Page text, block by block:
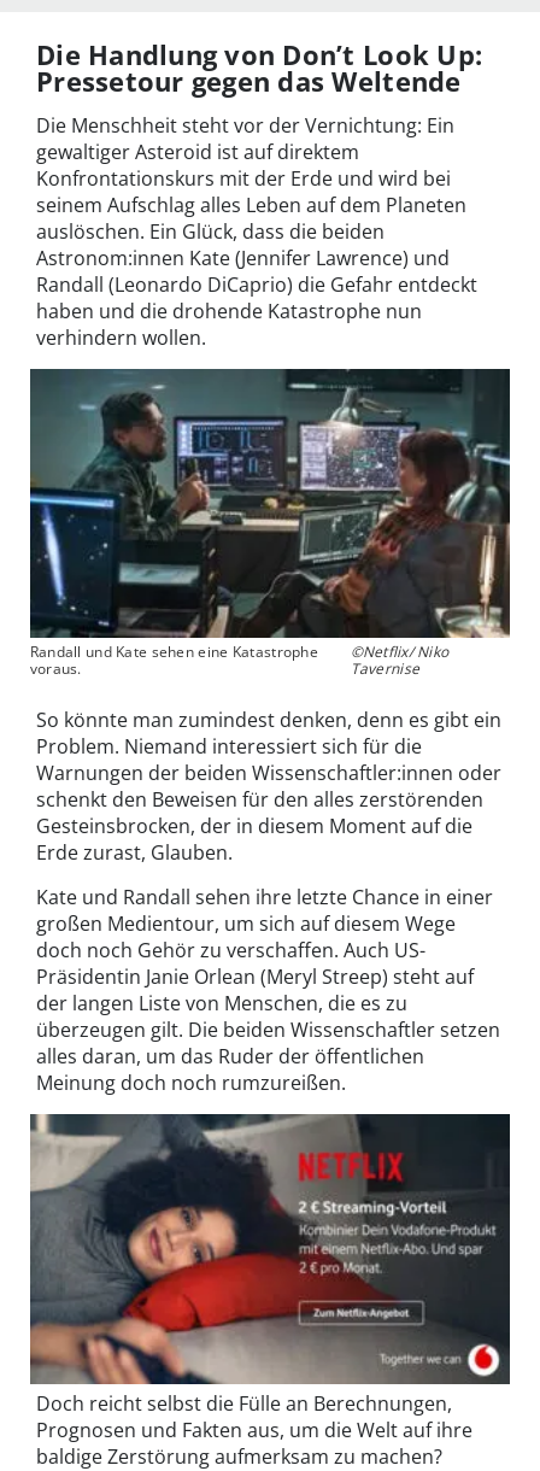
Die Handlung von Don’t Look Up:
Pressetour gegen das Weltende
Die Menschheit steht vor der Vernichtung: Ein
gewaltiger Asteroid ist auf direktem
Konfrontationskurs mit der Erde und wird bei
seinem Aufschlag alles Leben auf dem Planeten
auslöschen. Ein Glück, dass die beiden
Astronom:innen Kate (Jennifer Lawrence) und
Randall (Leonardo DiCaprio) die Gefahr entdeckt
haben und die drohende Katastrophe nun
verhindern wollen.
Randall und Kate sehen eine Katastrophe
voraus.
©Netflix/ Niko
Tavernise
So könnte man zumindest denken, denn es gibt ein
Problem. Niemand interessiert sich für die
Warnungen der beiden Wissenschaftler:innen oder
schenkt den Beweisen für den alles zerstörenden
Gesteinsbrocken, der in diesem Moment auf die
Erde zurast, Glauben.
Kate und Randall sehen ihre letzte Chance in einer
großen Medientour, um sich auf diesem Wege
doch noch Gehör zu verschaffen. Auch US-
Präsidentin Janie Orlean (Meryl Streep) steht auf
der langen Liste von Menschen, die es zu
überzeugen gilt. Die beiden Wissenschaftler setzen
alles daran, um das Ruder der öffentlichen
Meinung doch noch rumzureißen.
Doch reicht selbst die Fülle an Berechnungen,
Prognosen und Fakten aus, um die Welt auf ihre
baldige Zerstörung aufmerksam zu machen?